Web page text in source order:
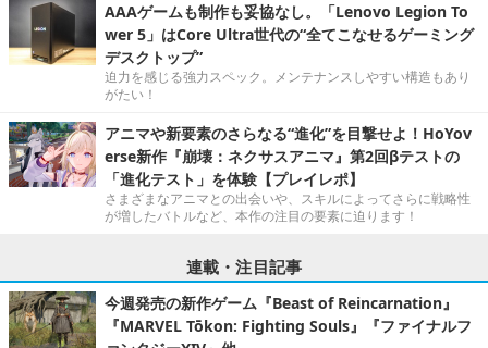
AAAゲームも制作も妥協なし。「Lenovo Legion To
wer 5」はCore Ultra世代の“全てこなせるゲーミング
デスクトップ”
迫力を感じる強力スペック。メンテナンスしやすい構造もあり
がたい！
アニマや新要素のさらなる“進化”を目撃せよ！HoYov
erse新作『崩壊：ネクサスアニマ』第2回βテストの
「進化テスト」を体験【プレイレポ】
さまざまなアニマとの出会いや、スキルによってさらに戦略性
が増したバトルなど、本作の注目の要素に迫ります！
連載・注目記事
今週発売の新作ゲーム『Beast of Reincarnation』
『MARVEL Tōkon: Fighting Souls』『ファイナルフ